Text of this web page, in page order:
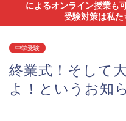
によるオンライン授業も
受験対策は私た
中学受験
終業式！そして
よ！というお知